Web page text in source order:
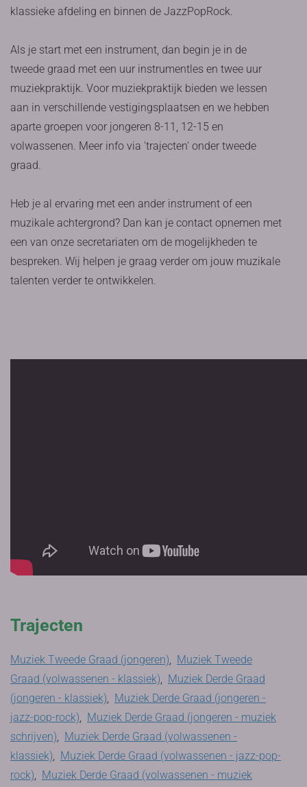
klassieke afdeling en binnen de JazzPopRock.
Als je start met een instrument, dan begin je in de
tweede graad met een uur instrumentles en twee uur
muziekpraktijk. Voor muziekpraktijk bieden we lessen
aan in verschillende vestigingsplaatsen en we hebben
aparte groepen voor jongeren 8-11, 12-15 en
volwassenen. Meer info via 'trajecten' onder tweede
graad.
Heb je al ervaring met een ander instrument of een
muzikale achtergrond? Dan kan je contact opnemen met
een van onze secretariaten om de mogelijkheden te
bespreken. Wij helpen je graag verder om jouw muzikale
talenten verder te ontwikkelen.
Trajecten
Muziek Tweede Graad (jongeren), Muziek Tweede
Graad (volwassenen - klassiek), Muziek Derde Graad
(jongeren - klassiek), Muziek Derde Graad (jongeren -
jazz-pop-rock), Muziek Derde Graad (jongeren - muziek
schrijven), Muziek Derde Graad (volwassenen -
klassiek), Muziek Derde Graad (volwassenen - jazz-pop-
rock), Muziek Derde Graad (volwassenen - muziek